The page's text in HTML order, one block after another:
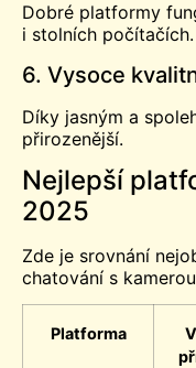
Dobré platformy
i stolních počítačích.
6. Vysoce
Díky jasným a
přirozenější.
Nejlepší
2025
Zde je srovnání
chatování s
Platforma